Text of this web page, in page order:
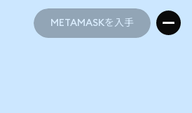
METAMASKを入手